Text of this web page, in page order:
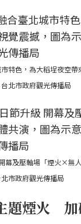
市特色，為大稻埕夜空帶
北市政府觀光傳播局
幕及壓軸場「煙火×無
市政府觀光傳播局
題煙火 加